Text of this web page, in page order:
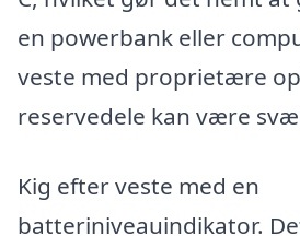
en powerbank eller
veste med proprietære
reservedele kan være
Kig efter veste med en
batteriniveauindikator.